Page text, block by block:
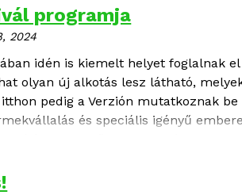
programja
2024
idén is kiemelt helyet foglalnak
olyan új alkotás lesz látható,
pedig a Verzión mutatkoznak be
és speciális igényű